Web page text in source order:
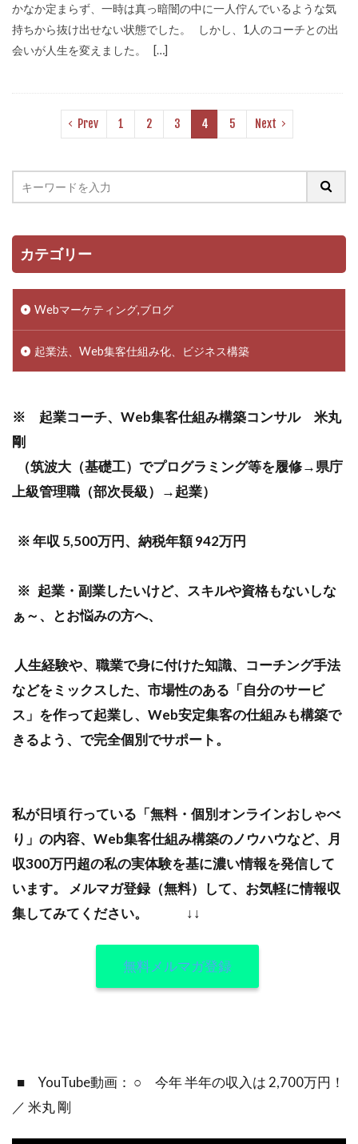
かなか定まらず、一時は真っ暗闇の中に一人佇んでいるような気
持ちから抜け出せない状態でした。 しかし、1人のコーチとの出
会いが人生を変えました。 […]
Prev 1 2 3 4 5 Next
カテゴリー
Webマーケティング,ブログ
起業法、Web集客仕組み化、ビジネス構築
※ 起業コーチ、Web集客仕組み構築コンサル 米丸
剛
（筑波大（基礎工）でプログラミング等を履修→県庁
上級管理職（部次長級）→起業）
※ 年収 5,500万円、納税年額 942万円
※ 起業・副業したいけど、スキルや資格もないしな
ぁ～、とお悩みの方へ、
人生経験や、職業で身に付けた知識、コーチング手法
などをミックスした、市場性のある「自分のサービ
ス」を作って起業し、Web安定集客の仕組みも構築で
きるよう、で完全個別でサポート。
私が日頃 行っている「無料・個別オンラインおしゃべ
り」の内容、Web集客仕組み構築のノウハウなど、月
収300万円超の私の実体験を基に濃い情報を発信して
います。
メルマガ登録（無料）して、お気軽に情報収
集してみてください。
↓↓
無料メルマガ登録
■ YouTube動画： ○ 今年 半年の収入は 2,700万円！
／ 米丸 剛